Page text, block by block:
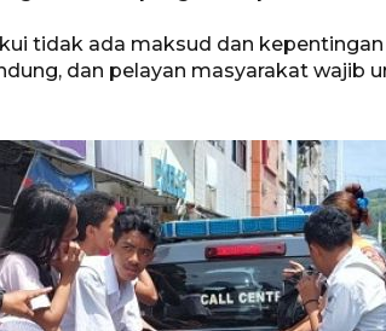
tidak ada maksud dan
dan pelayan masyarakat wajib